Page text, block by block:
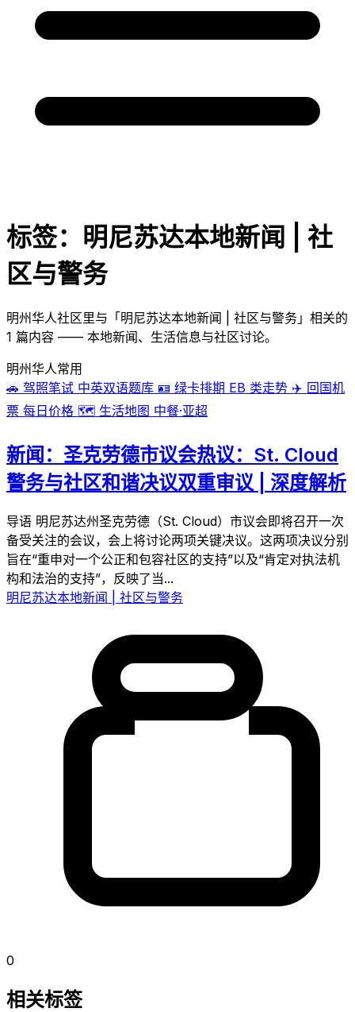
标签：明尼苏达本地新闻 | 社
区与警务
明州华人社区里与「明尼苏达本地新闻 | 社区与警务」相关的
1 篇内容 —— 本地新闻、生活信息与社区讨论。
明州华人常用
🚗 驾照笔试 中英双语题库 🪪 绿卡排期 EB 类走势 ✈️ 回国机
票 每日价格 🗺️ 生活地图 中餐·亚超
新闻：圣克劳德市议会热议：St. Cloud
警务与社区和谐决议双重审议 | 深度解析
导语 明尼苏达州圣克劳德（St. Cloud）市议会即将召开一次
备受关注的会议，会上将讨论两项关键决议。这两项决议分别
旨在“重申对一个公正和包容社区的支持”以及“肯定对执法机
构和法治的支持”，反映了当...
明尼苏达本地新闻 | 社区与警务
0
相关标签